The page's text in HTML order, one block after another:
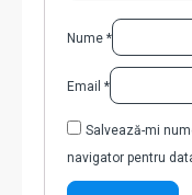
Nume *
Email *
Salvează-mi
navigator pentru